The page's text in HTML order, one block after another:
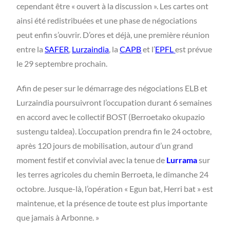
cependant être « ouvert à la discussion ». Les cartes ont
ainsi été redistribuées et une phase de négociations
peut enfin s’ouvrir. D’ores et déjà, une première réunion
entre la SAFER Lurzaindia , laCAPBet l’EPFL est prévue
le 29 septembre prochain.
Afin de peser sur le démarrage des négociations ELB et
Lurzaindia poursuivront l’occupation durant 6 semaines
en accord avec le collectif BOST (Berroetako okupazio
sustengu taldea). L’occupation prendra fin le 24 octobre,
après 120 jours de mobilisation, autour d’un grand
moment festif et convivial avec la tenue de Lurramasur
les terres agricoles du chemin Berroeta, le dimanche 24
octobre. Jusque-là, l’opération « Egun bat, Herri bat » est
maintenue, et la présence de toute est plus importante
que jamais à Arbonne. »